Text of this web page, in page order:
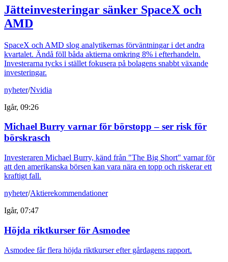
Jätteinvesteringar sänker SpaceX och
AMD
SpaceX och AMD slog analytikernas förväntningar i det andra
kvartalet. Ändå föll båda aktierna omkring 8% i efterhandeln.
Investerarna tycks i stället fokusera på bolagens snabbt växande
investeringar.
nyheter/Nvidia
Igår, 09:26
Michael Burry varnar för börstopp – ser risk för
börskrasch
Investeraren Michael Burry, känd från "The Big Short" varnar för
att den amerikanska börsen kan vara nära en topp och riskerar ett
kraftigt fall.
nyheter/Aktierekommendationer
Igår, 07:47
Höjda riktkurser för Asmodee
Asmodee får flera höjda riktkurser efter gårdagens rapport.